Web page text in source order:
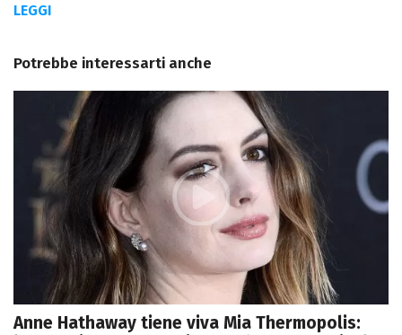
LEGGI
Potrebbe interessarti anche
Anne Hathaway tiene viva Mia Thermopolis: